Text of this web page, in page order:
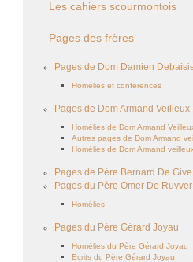
Les cahiers scourmontois
Pages des frères
Pages de Dom Damien
Homélies et conférences
Pages de Dom Armand Veilleux
Homélies de Dom Armand
Autres pages de Dom Armand
Homélies de Dom Armand
Pages de Père Bernard De Give
Pages du Père Omer De Ruyver
Homélies
Pages du Père Gérard Joyau
Homélies du Père Gérard Joyau
Ecrits du Père Gérard Joyau